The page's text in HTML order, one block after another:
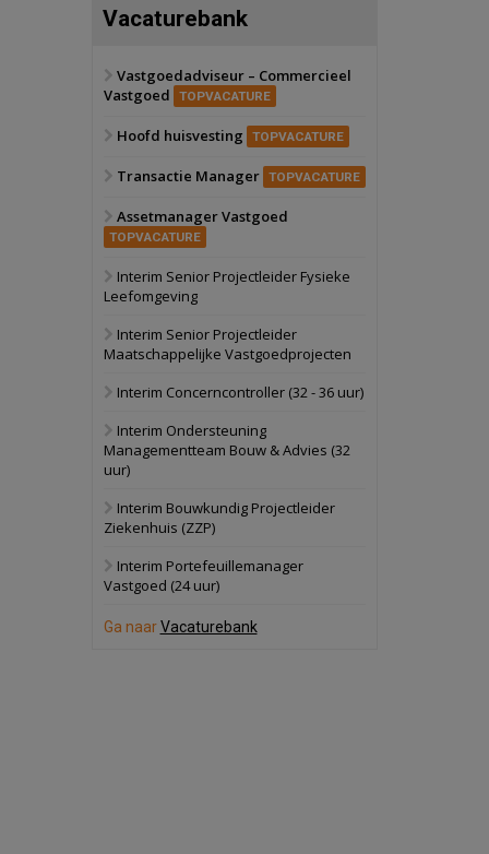
Zaandam
8 september 2026 Zorgcomplex
6 oktober 2026
22 september 2026 Attractiepark
Bekijk
Oranje
28 september 2026
Grootschalig
bedrijventerrein
27 augustus 2026
17 september 2026
Voormalig
Vacaturebank
Vastgoedadviseur – Commercieel
Vastgoed
TOPVACATURE
Hoofd huisvesting TOPVACATURE
Transactie Manager TOPVACATURE
Assetmanager Vastgoed
TOPVACATURE
Interim Senior Projectleider Fysieke
Leefomgeving
Interim Senior Projectleider
Maatschappelijke Vastgoedprojecten
Interim Concerncontroller (32 - 36 uur)
Interim Ondersteuning
Managementteam Bouw & Advies (32
uur)
Interim Bouwkundig Projectleider
Ziekenhuis (ZZP)
Interim Portefeuillemanager
Vastgoed (24 uur)
Ga naarVacaturebank